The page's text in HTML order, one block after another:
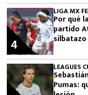
LIGA MX
Por qué
partido
4
LEAGUES
Pumas: